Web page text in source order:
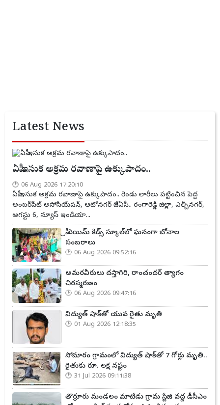
Latest News
ఏపీ ఇసుక అక్రమ రవాణాపై ఉక్కుపాదం..
06 Aug 2026 17:20:10
ఏపీ ఇసుక అక్రమ రవాణాపై ఉక్కుపాదం.. రెండు లారీలు పట్టించిన పెద్ద
అంబర్‌పేట్ అసోసియేషన్, ఆటోనగర్ జేఏసీ.. రంగారెడ్డి జిల్లా, ఎల్బీనగర్,
ఆగస్టు 6, న్యూస్ ఇండియా...
ప్రీ ఎయిమ్ కిడ్స్ స్కూల్‌లో ఘనంగా బోనాల
సంబరాలు
06 Aug 2026 09:52:16
అమరవీరులు దస్తాగిరి, రాంచందర్ త్యాగం
చిరస్మరణం
06 Aug 2026 09:47:16
విద్యుత్ షాక్‌తో యువ రైతు మృతి
01 Aug 2026 12:18:35
సోమారం గ్రామంలో విద్యుత్ షాక్‌తో 7 గోర్లు మృతి..
రైతుకు రూ. లక్ష నష్టం
31 Jul 2026 09:11:38
తొర్రూరు మండలం మాటేడు గ్రామ స్టేజి వద్ద డీసీఎం